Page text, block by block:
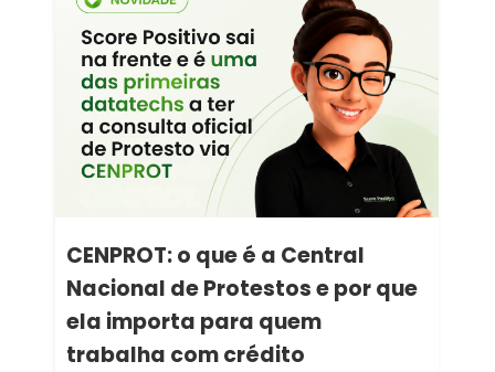
CENPROT: o que é a Central
Nacional de Protestos e por que
ela importa para quem
trabalha com crédito